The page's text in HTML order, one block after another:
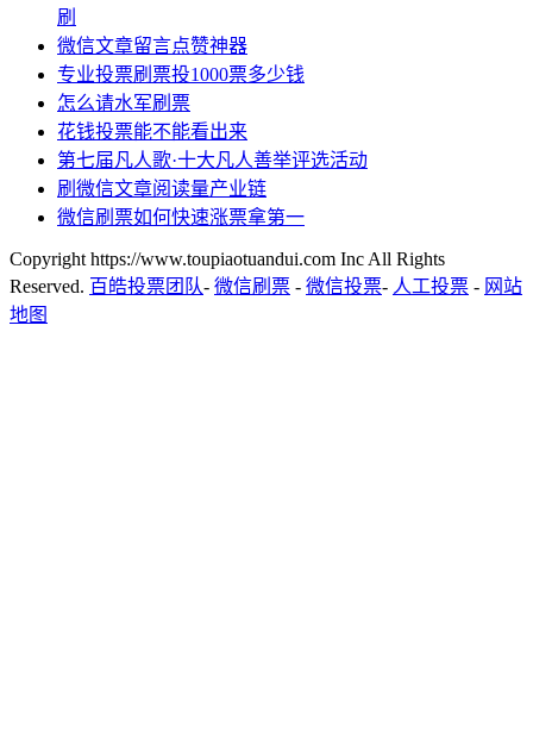
刷
微信文章留言点赞神器
专业投票刷票投1000票多少钱
怎么请水军刷票
花钱投票能不能看出来
第七届凡人歌·十大凡人善举评选活动
刷微信文章阅读量产业链
微信刷票如何快速涨票拿第一
Copyright https://www.toupiaotuandui.com Inc All Rights
Reserved. 百皓投票团队- 微信刷票 - 微信投票- 人工投票 - 网站
地图